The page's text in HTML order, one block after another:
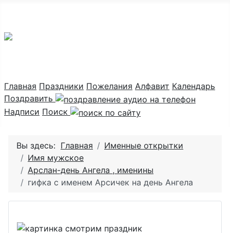
Главная Праздники Пожелания Алфавит Календарь
Поздравить
Надписи Поиск
Вы здесь: Главная
Именные открытки
Имя мужское
Арслан-день Ангела , именины
гифка с именем Арсичек на день Ангела